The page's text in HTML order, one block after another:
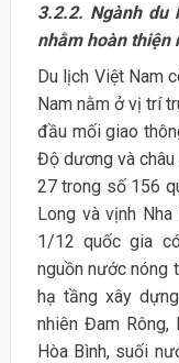
3.2.2. Ngành du
nhằm hoàn thiện
Du lịch Việt Nam
Nam nằm ở vị trí
đầu mối giao
Độ dương và
27 trong số 156
Long và vịnh
1/12 quốc gia
nguồn nước nóng
hạ tầng xây
nhiên Đam
Hòa Bình, suối